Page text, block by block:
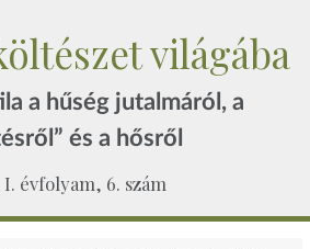
világába
a hűség jutalmáról, a
és a hősről
évfolyam, 6. szám